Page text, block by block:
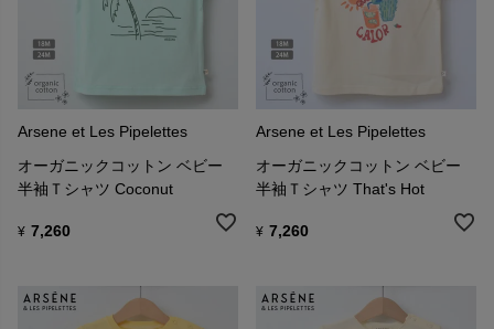
素材の心地よい手触り、細部へのこだわり、そして長く使い続けら
れる丈夫さ。
品質を大切にするのは、一着の服が子どもから子どもへと受け継が
れたり、あなたの暮らしにずっと寄り添ったりできるものであって
ほしいから。
ともに働くパートナーへの公正な報酬も、欠かせない価値観のひと
それが、彼らの考える"本当のサステナビリティ"です。
Arsene et Les Pipelettes
オーガニックコットン ベビー
半袖Ｔシャツ Coconut
¥ 7,260
Arsene et Les Pipelettes
オーガニックコットン ベビー
半袖Ｔシャツ That's Hot
¥ 7,260